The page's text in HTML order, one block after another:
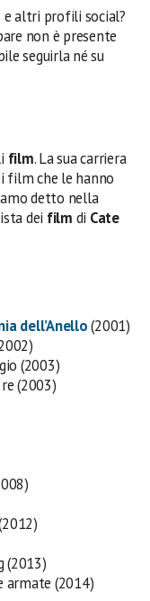
e altri profili social?
non è presente
seguirla né su
film. La sua carriera
film che le hanno
detto nella
dei film di Cate
dell’Anello(2001)
(2003)
(2003)
(2013)
armate (2014)